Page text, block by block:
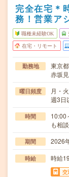
完全在宅＊
務！営業ア
職種未経験OK
在宅・リモート
勤務地
東京
赤坂
曜日頻度
月・
週3日
時間
10:00
も相
期間 2026
時給 時給
交